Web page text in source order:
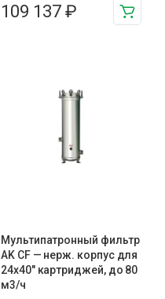
109 137 ₽
Мультипатронный фильтр
AK CF — нерж. корпус для
24х40″ картриджей, до 80
м3/ч